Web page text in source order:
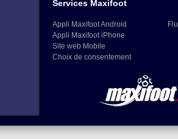
Services Maxifoot
Appli Maxifoot Android
Appli Maxifoot iPhone
Site web Mobile
Choix de consentement